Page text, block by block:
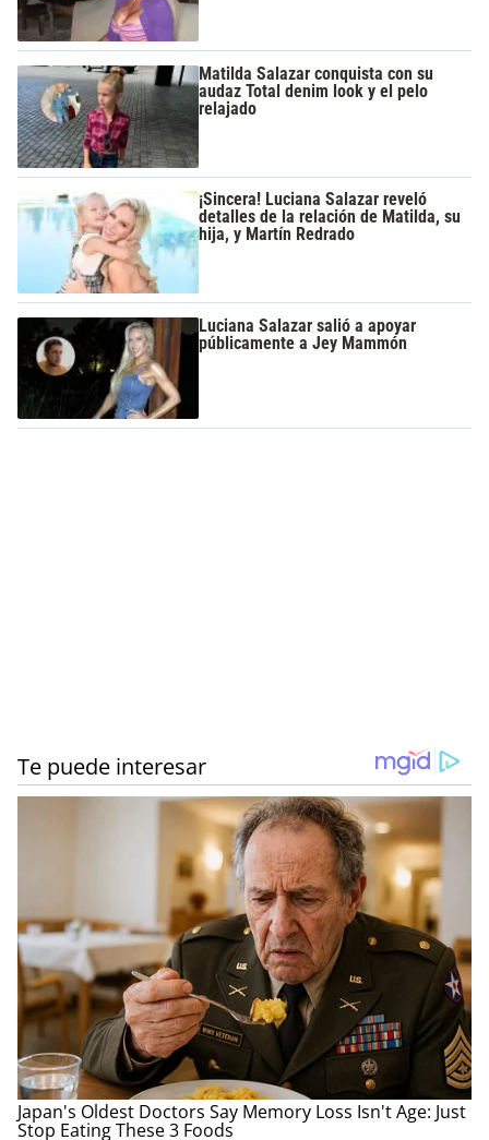
Matilda Salazar conquista con su
audaz Total denim look y el pelo
relajado
¡Sincera! Luciana Salazar reveló
detalles de la relación de Matilda, su
hija, y Martín Redrado
Luciana Salazar salió a apoyar
públicamente a Jey Mammón